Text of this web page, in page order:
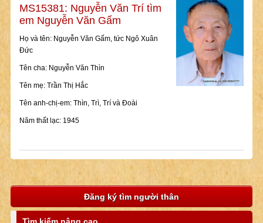
MS15381: Nguyễn Văn Trí tìm
em Nguyễn Văn Gấm
Họ và tên: Nguyễn Văn Gấm, tức Ngô Xuân
Đức
Tên cha: Nguyễn Văn Thìn
Tên mẹ: Trần Thị Hắc
Tên anh-chị-em: Thìn, Trì, Trí và Đoài
Năm thất lạc: 1945
Đăng ký tìm người thân